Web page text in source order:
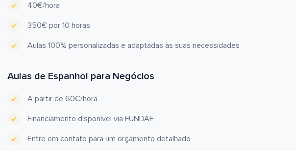
40€/hora
350€ por 10 horas
Aulas 100% personalizadas e adaptadas às suas necessidades
Aulas de Espanhol para Negócios
A partir de 60€/hora
Financiamento disponível via FUNDAE
Entre em contato para um orçamento detalhado